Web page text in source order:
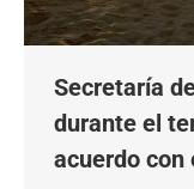
Secretaría
durante el
acuerdo con